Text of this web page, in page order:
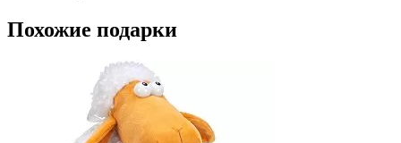
Похожие подарки